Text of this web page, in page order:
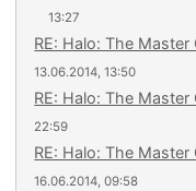
13:27
RE: Halo: The
13.06.2014, 13:50
RE: Halo: The
22:59
RE: Halo: The
16.06.2014, 09:58